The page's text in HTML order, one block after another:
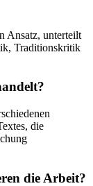
Ansatz, unterteilt
Traditionskritik
die
die Arbeit?